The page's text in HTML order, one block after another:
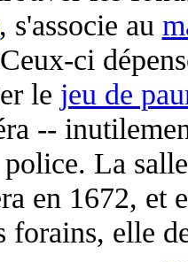
, s'associe au
ci
le jeu de
--
La
en 1672, et
forains, elle